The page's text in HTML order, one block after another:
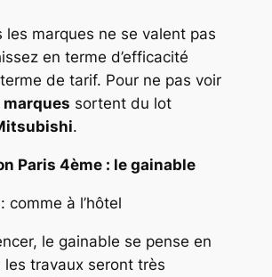
les marques ne se valent pas
en terme d’efficacité
de tarif. Pour ne pas voir
marques sortent du lot
.
Paris 4ème : le gainable
comme à l’hôtel
le gainable se pense en
les travaux seront très